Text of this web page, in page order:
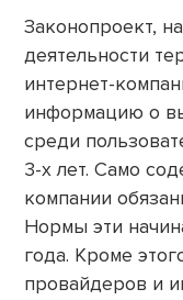
Законопроект,
деятельности
интернет-
информацию о
среди
3-х лет. Само
компании
Нормы эти
года. Кроме
провайдеров и